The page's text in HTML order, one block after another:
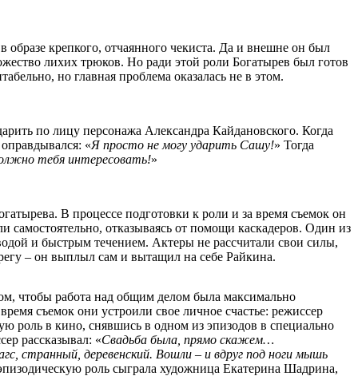
крепкого, отчаянного чекиста. Да и внешне он был
лихих трюков. Но ради этой роли Богатырев был готов
но главная проблема оказалась не в этом.
по лицу персонажа Александра Кайдановского. Когда
«Я просто не могу ударить Сашу!» Тогда
тебя интересовать!»
В процессе подготовки к роли и за время съемок он
самостоятельно, отказываясь от помощи каскадеров. Один из
и быстрым течением. Актеры не рассчитали свои силы,
– он выплыл сам и вытащил на себе Райкина.
чтобы работа над общим делом была максимально
съемок они устроили свое личное счастье: режиссер
роль в кино, снявшись в одном из эпизодов в специально
рассказывал: «Свадьба была, прямо скажем…
странный, деревенский. Вошли – и вдруг под ноги мышь
роль сыграла художница Екатерина Шадрина,